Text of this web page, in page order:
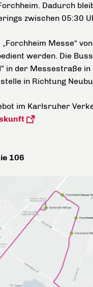
Dadurch
zwischen 05:30
Messe“
werden. Die
in der Messestraße
in Richtung
im Karlsruher
106